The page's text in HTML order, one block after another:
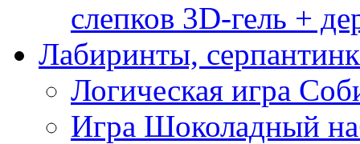
слепков 3D-гель +
Лабиринты,
Логическая игра
Игра Шоколадный